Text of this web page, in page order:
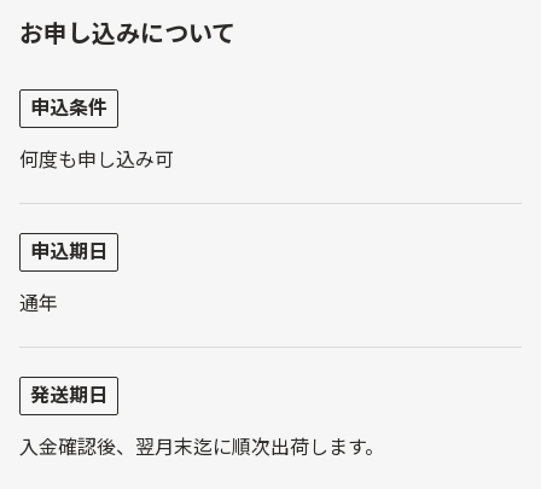
お申し込みについて
申込条件
何度も申し込み可
申込期日
通年
発送期日
入金確認後、翌月末迄に順次出荷します。